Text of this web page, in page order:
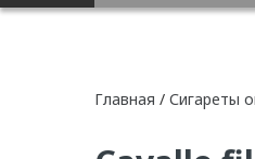
Главная / Сигареты